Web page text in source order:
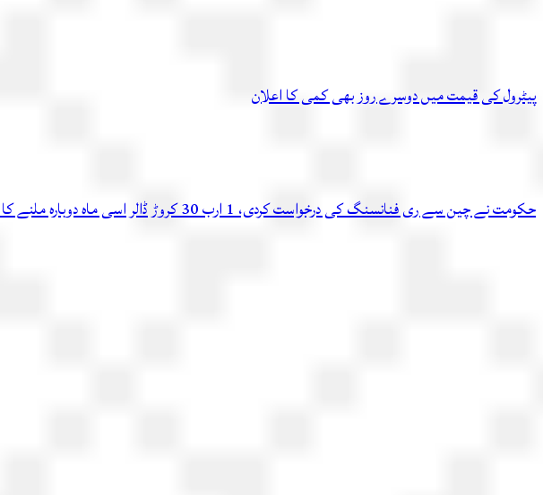
پیٹرول کی قیمت میں دوسرے روز بھی کمی کا اعلان
حکومت نے چین سے ری فنانسنگ کی درخواست کردی، 1 ارب 30 کروڑ ڈالر اسی ماہ دوبارہ ملنے کا امکان